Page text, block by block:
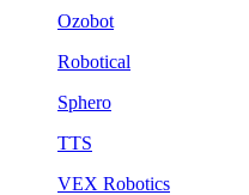
Ozobot
Robotical
Sphero
TTS
VEX Robotics